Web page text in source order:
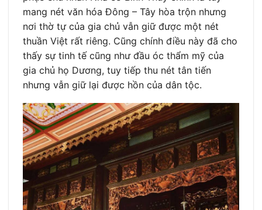
mang nét văn hóa Đông – Tây hòa trộn nhưng
nơi thờ tự của gia chủ vẫn giữ được một nét
thuần Việt rất riêng. Cũng chính điều này đã cho
thấy sự tinh tế cũng như đầu óc thẩm mỹ của
gia chủ họ Dương, tuy tiếp thu nét tân tiến
nhưng vẫn giữ lại được hồn của dân tộc.